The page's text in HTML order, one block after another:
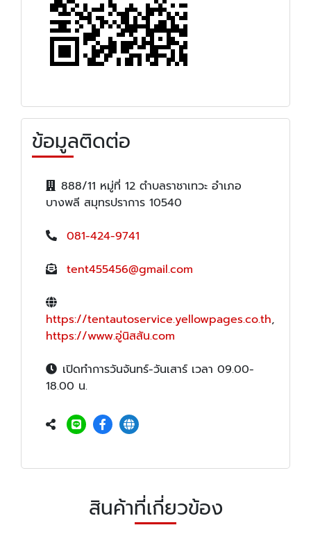
ข้อมูลติดต่อ
888/11 หมู่ที่ 12 ตำบลราชาเทวะ อำเภอ
บางพลี สมุทรปราการ 10540
081-424-9741
tent455456@gmail.com
https://tentautoservice.yellowpages.co.th,
https://www.อู่นิสสัน.com
เปิดทำการวันจันทร์-วันเสาร์ เวลา 09.00-
18.00 น.
สินค้าที่เกี่ยวข้อง